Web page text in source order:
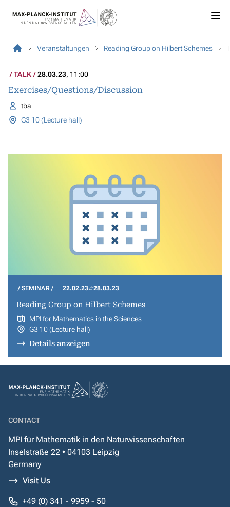
Veranstaltungen Reading Group on Hilbert Schemes
TALK 28.03.23, 11:00
Exercises/Questions/Discussion
tba
G3 10 (Lecture hall)
SEMINAR 22.02.23 28.03.23
Reading Group on Hilbert Schemes
MPI for Mathematics in the Sciences
G3 10 (Lecture hall)
Details anzeigen
CONTACT
MPI für Mathematik in den Naturwissenschaften
Inselstraße 22 • 04103 Leipzig
Germany
Visit Us
+49 (0) 341 - 9959 - 50